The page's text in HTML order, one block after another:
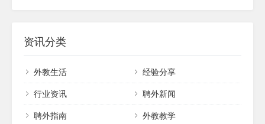
、 贵族学校和培训机构提供了优质的口语教师资源 。 公司始终
坚守 “ 一切为了学生 ， 为了学生一切 ” 的宗旨 ， 致力于提供高素
系列教材 ， 以生动的情节和实用的内容 ， 深受...
资讯分类
外教生活
经验分享
行业资讯
聘外新闻
聘外指南
外教教学